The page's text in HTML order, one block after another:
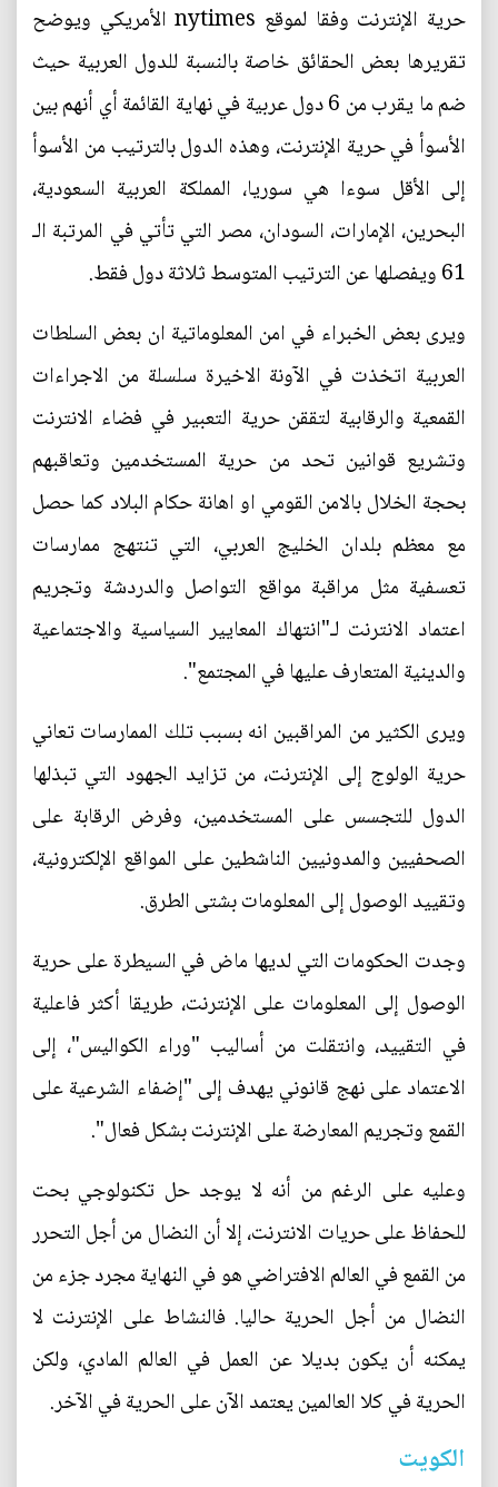
حرية الإنترنت وفقا لموقع nytimes الأمريكي ويوضح
تقريرها بعض الحقائق خاصة بالنسبة للدول العربية حيث
ضم ما يقرب من 6 دول عربية في نهاية القائمة أي أنهم بين
الأسوأ في حرية الإنترنت، وهذه الدول بالترتيب من الأسوأ
إلى الأقل سوءا هي سوريا، المملكة العربية السعودية،
البحرين، الإمارات، السودان، مصر التي تأتي في المرتبة الـ
61 ويفصلها عن الترتيب المتوسط ثلاثة دول فقط.
ويرى بعض الخبراء في امن المعلوماتية ان بعض السلطات
العربية اتخذت في الآونة الاخيرة سلسلة من الاجراءات
القمعية والرقابية لتققن حرية التعبير في فضاء الانترنت
وتشريع قوانين تحد من حرية المستخدمين وتعاقبهم
بحجة الخلال بالامن القومي او اهانة حكام البلاد كما حصل
مع معظم بلدان الخليج العربي، التي تنتهج ممارسات
تعسفية مثل مراقبة مواقع التواصل والدردشة وتجريم
اعتماد الانترنت لـ"انتهاك المعايير السياسية والاجتماعية
والدينية المتعارف عليها في المجتمع".
ويرى الكثير من المراقبين انه بسبب تلك الممارسات تعاني
حرية الولوج إلى الإنترنت، من تزايد الجهود التي تبذلها
الدول للتجسس على المستخدمين، وفرض الرقابة على
الصحفيين والمدونيين الناشطين على المواقع الإلكترونية،
وتقييد الوصول إلى المعلومات بشتى الطرق.
وجدت الحكومات التي لديها ماض في السيطرة على حرية
الوصول إلى المعلومات على الإنترنت، طريقا أكثر فاعلية
في التقييد، وانتقلت من أساليب "وراء الكواليس"، إلى
الاعتماد على نهج قانوني يهدف إلى "إضفاء الشرعية على
القمع وتجريم المعارضة على الإنترنت بشكل فعال".
وعليه على الرغم من أنه لا يوجد حل تكنولوجي بحت
للحفاظ على حريات الانترنت، إلا أن النضال من أجل التحرر
من القمع في العالم الافتراضي هو في النهاية مجرد جزء من
النضال من أجل الحرية حاليا. فالنشاط على الإنترنت لا
يمكنه أن يكون بديلا عن العمل في العالم المادي، ولكن
الحرية في كلا العالمين يعتمد الآن على الحرية في الآخر.
الكويت